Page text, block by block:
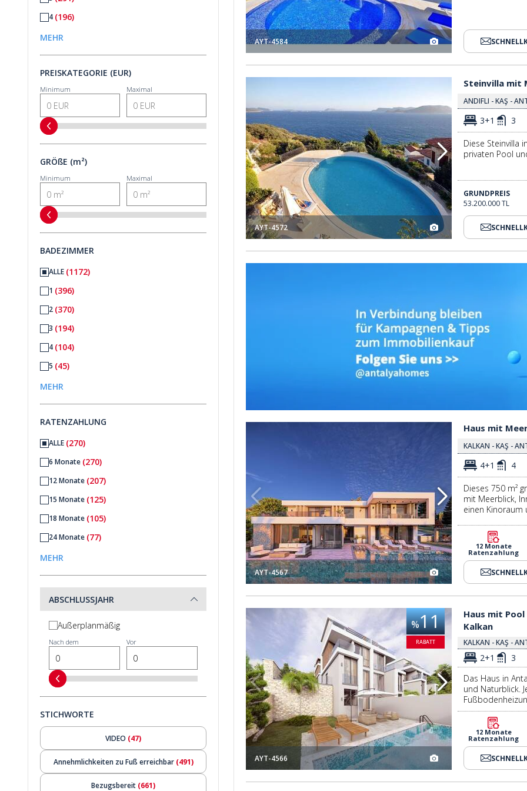
4 (196)
5 (58)
6(16)
6+ (9)
MEHR
PREISKATEGORIE (EUR)
Minimum Maximal
GRÖßE (m²)
Minimum Maximal
BADEZIMMER
ALLE (1172)
1 (396)
2 (370)
3 (194)
4 (104)
5 (45)
6 (15)
6+(11)
MEHR
RATENZAHLUNG
ALLE (270)
6 Monate (270)
12 Monate (207)
15 Monate (125)
18 Monate (105)
24 Monate (77)
30 Monate
36 Monate(21)
60 Monate(3)
MEHR
ABSCHLUSSJAHR
Außerplanmäßig
Nach dem Vor
STICHWORTE
VIDEO (47)
Annehmlichkeiten zu Fuß erreichbar (491)
Bezugsbereit (661)
AYT-4584
AYT-4572
Steinvilla mit
ANDIFLI - KAŞ -
3+1 3
Diese Steinvilla
privaten Pool
GRUNDPREIS
53.200.000 TL
In Kalkan Kaş 1Haus Mit Meerblick Und Privatpool Zu Verkaufen In Kalkan Kaş 2 Haus Mit Meerblick Und Privatpool Zu Verkaufen In Kalkan Kaş 3
AYT-4567
Haus mit
KALKAN - KAŞ -
4+1 4
Dieses 750 m²
mit Meerblick,
einen Kinoraum
12 Monate
Ratenzahlung
In Antalya Kalkan 1Haus Mit Pool In Einer Wohnanlage Mit Meerblick In Antalya Kalkan 2Haus Mit Pool In Einer Wohnanlage Mit Meerblick In Antalya Kalkan 3
%11
RABATT
AYT-4566
Haus mit
Kalkan
KALKAN - KAŞ -
2+1
3
Das Haus in
und Naturblick.
12 Monate
Ratenzahlung